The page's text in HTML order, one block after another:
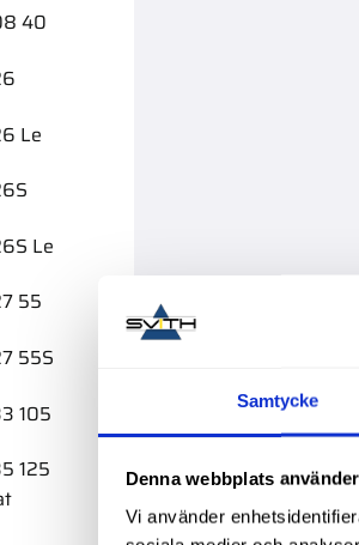
Samtycke
Denna webbplats
Vi använder
40
Le
Le
55
55S
105
125